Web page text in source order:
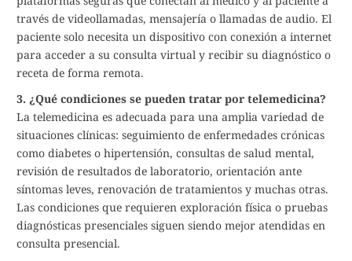
través de videollamadas, mensajería o llamadas de audio. El
paciente solo necesita un dispositivo con conexión a internet
para acceder a su consulta virtual y recibir su diagnóstico o
receta de forma remota.
3. ¿Qué condiciones se pueden tratar por telemedicina?
La telemedicina es adecuada para una amplia variedad de
situaciones clínicas: seguimiento de enfermedades crónicas
como diabetes o hipertensión, consultas de salud mental,
revisión de resultados de laboratorio, orientación ante
síntomas leves, renovación de tratamientos y muchas otras.
Las condiciones que requieren exploración física o pruebas
diagnósticas presenciales siguen siendo mejor atendidas en
consulta presencial.